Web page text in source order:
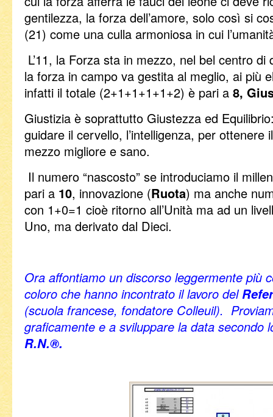
gentilezza, la forza dell’amore, solo così si
(21) come una culla armoniosa in cui
L’11, la Forza sta in mezzo, nel bel centro
la forza in campo va gestita al meglio, ai più
infatti il totale (2+1+1+1+1+2) è pari a 8,
Giustizia è soprattutto Giustezza ed
guidare il cervello, l’intelligenza, per ottenere
mezzo migliore e sano.
Il numero “nascosto” se introduciamo il
pari a 10, innovazione (Ruota) ma anche
con 1+0=1 cioè ritorno all’Unità ma ad un
Uno, ma derivato dal Dieci.
Ora affontiamo un discorso leggermente più
coloro che hanno incontrato il lavoro del
(scuola francese, fondatore Colleuil).
graficamente e a sviluppare la data secondo
R.N.®.